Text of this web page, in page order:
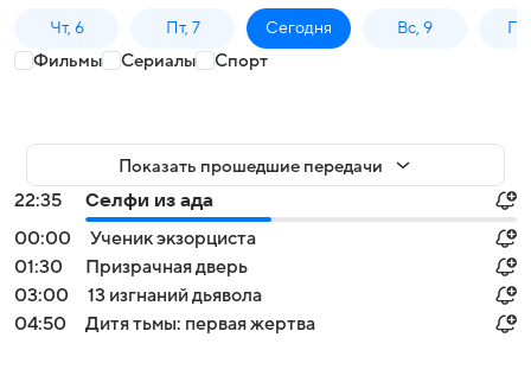
Чт, 6 Пт, 7 Сегодня Вс, 9
Фильмы Сериалы Спорт
Показать прошедшие передачи
22:35
Селфи из ада
00:00
Ученик экзорциста
01:30
Призрачная дверь
03:00
13 изгнаний дьявола
04:50
Дитя тьмы: первая жертва